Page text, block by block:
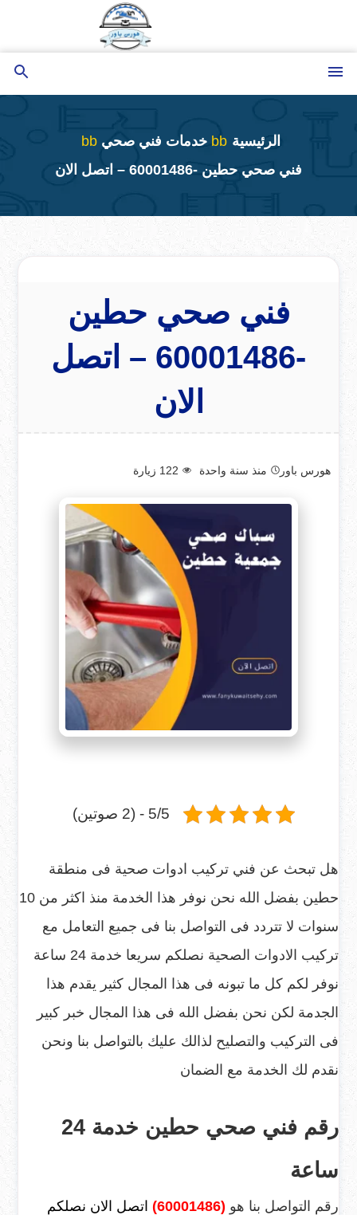
المحتوى
القائمة
الرئيسية
خدمات فني صحي
فني صحي حطين -60001486 – اتصل الان
فني صحي حطين
-60001486 – اتصل
الان
هورس باور منذ سنة واحدة 122 زيارة
5/5 - (2 صوتين)
هل تبحث عن فني تركيب ادوات صحية فى منطقة
حطين بفضل الله نحن نوفر هذا الخدمة منذ اكثر من 10
سنوات لا تتردد فى التواصل بنا فى جميع التعامل مع
تركيب الادوات الصحية نصلكم سريعا خدمة 24 ساعة
نوفر لكم كل ما تبونه فى هذا المجال كثير يقدم هذا
الجدمة لكن نحن بفضل الله فى هذا المجال خبر كبير
فى التركيب والتصليح لذالك عليك بالتواصل بنا ونحن
نقدم لك الخدمة مع الضمان
رقم فني صحي حطين خدمة 24
ساعة
رقم التواصل بنا هو (60001486)
اتصل الان نصلكم